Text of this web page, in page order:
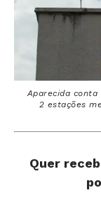
Aparecida
2 estações
Quer